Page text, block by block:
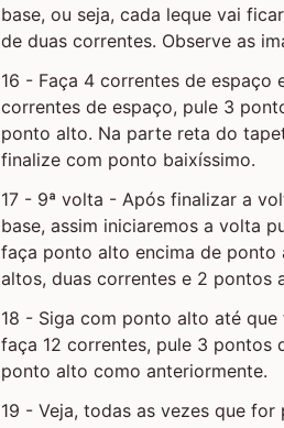
base, ou seja, cada leque vai
de duas correntes. Observe as
16 - Faça 4 correntes de
correntes de espaço, pule 3
ponto alto. Na parte reta do
finalize com ponto baixíssimo.
17 - 9ª volta - Após finalizar a
base, assim iniciaremos a volta
faça ponto alto encima de
altos, duas correntes e 2 pontos
18 - Siga com ponto alto até
faça 12 correntes, pule 3 pontos
ponto alto como anteriormente.
19 - Veja, todas as vezes que